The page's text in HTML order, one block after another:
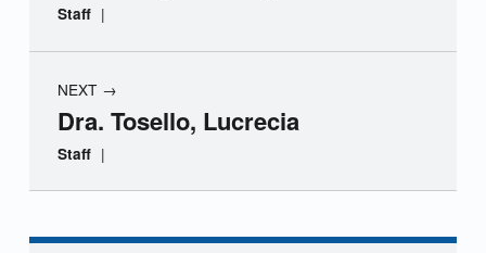
á
z
Staff |
NEXT
Dra. Tosello, Lucrecia
Staff |